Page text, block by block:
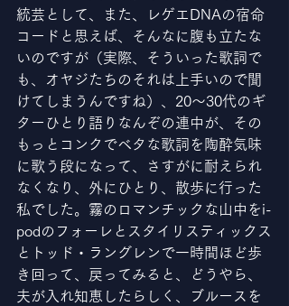
統芸として、また、レゲエDNAの宿命
コードと思えば、そんなに腹も立たな
いのですが（実際、そういった歌詞で
も、オヤジたちのそれは上手いので聞
けてしまうんですね）、20〜30代のギ
ターひとり語りなんぞの連中が、その
もっとコンクでベタな歌詞を陶酔気味
に歌う段になって、さすがに耐えられ
なくなり、外にひとり、散歩に行った
私でした。霧のロマンチックな山中をi-
podのフォーレとスタイリスティックス
とトッド・ラングレンで一時間ほど歩
き回って、戻ってみると、どうやら、
夫が入れ知恵したらしく、ブルースを